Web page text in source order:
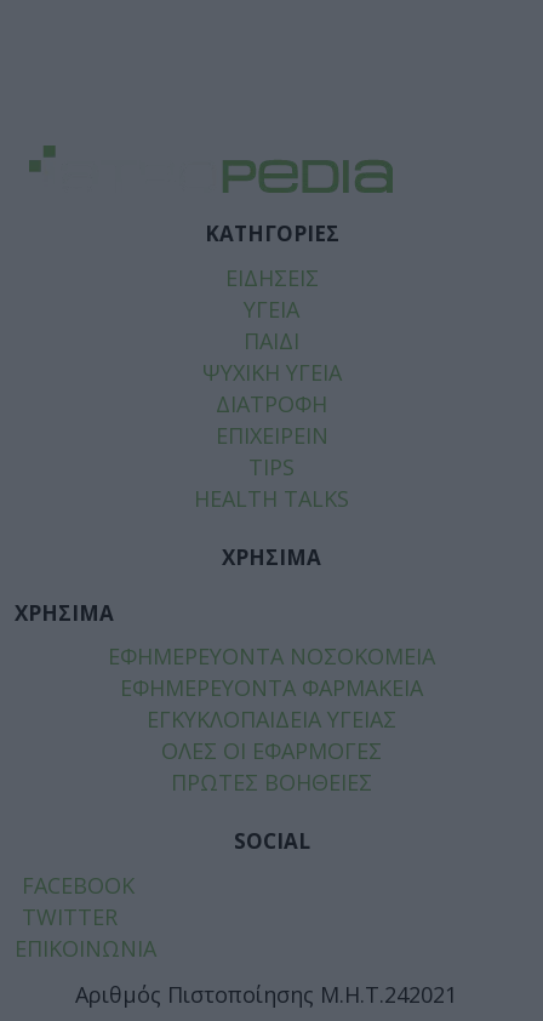
ΚΑΤΗΓΟΡΙΕΣ
ΕΙΔΗΣΕΙΣ
ΥΓΕΙΑ
ΠΑΙΔΙ
ΨΥΧΙΚΗ ΥΓΕΙΑ
ΔΙΑΤΡΟΦΗ
ΕΠΙΧΕΙΡΕΙΝ
TIPS
HEALTH TALKS
ΧΡΗΣΙΜΑ
ΧΡΗΣΙΜΑ
ΕΦΗΜΕΡΕΥΟΝΤΑ ΝΟΣΟΚΟΜΕΙΑ
ΕΦΗΜΕΡΕΥΟΝΤΑ ΦΑΡΜΑΚΕΙΑ
ΕΓΚΥΚΛΟΠΑΙΔΕΙΑ ΥΓΕΙΑΣ
ΟΛΕΣ ΟΙ ΕΦΑΡΜΟΓΕΣ
ΠΡΩΤΕΣ ΒΟΗΘΕΙΕΣ
SOCIAL
FACEBOOK
TWITTER
ΕΠΙΚΟΙΝΩΝΙΑ
Αριθμός Πιστοποίησης Μ.Η.Τ.242021